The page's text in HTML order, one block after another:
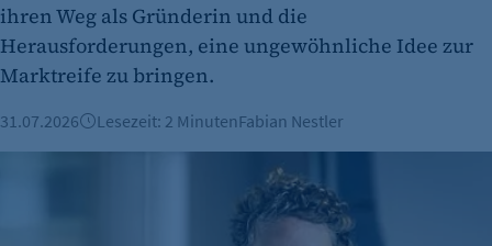
etracker Analytics
et_oi_v2
ihren Weg als Gründerin und die
Herausforderungen, eine ungewöhnliche Idee zur
Marktreife zu bringen.
31.07.2026 Lesezeit: 2 MinutenFabian Nestler
Innovationsförderung für nachhaltige Visionen: Delta